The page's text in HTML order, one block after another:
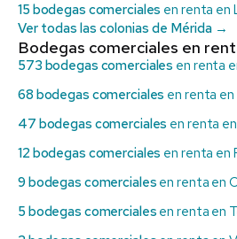
15 bodegas comerciales en renta en
Ver todas las colonias de Mérida →
Bodegas comerciales en
573 bodegas comerciales en renta
68 bodegas comerciales en renta en
47 bodegas comerciales en renta
12 bodegas comerciales en renta en
9 bodegas comerciales en renta en
5 bodegas comerciales en renta en